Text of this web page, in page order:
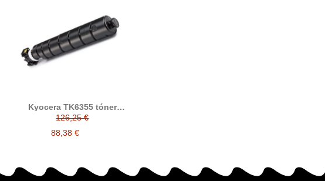
Kyocera TK6355 tóner
compatible (1T0C2LANL1)
126,25 €
88,38 €